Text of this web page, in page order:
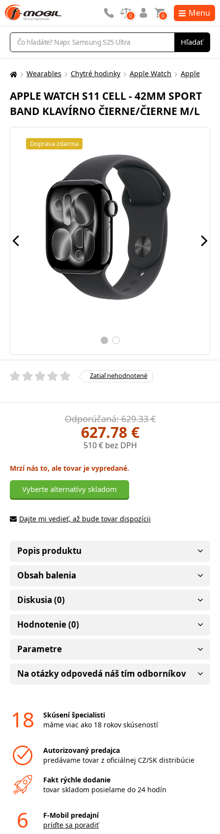
Vyhľadávanie
Hľadať
0 0 Menu
Tu
nachádzate:
Wearables Chytré hodinky Apple Watch Apple
APPLE WATCH S11 CELL - 42MM SPORT
BAND KLAVÍRNO ČIERNE/ČIERNE M/L
Doprava zdarma
Zatiaľ nehodnotené
Odporúčaná: 629.33 €
627.78 €
510 € bez DPH
Mrzí nás to, ale tovar je vypredané.
Vyberte alternatívy skladom
Dajte mi vedieť, až bude tovar dispozícii
Popis produktu
Obsah balenia
Diskusia (0)
Hodnotenie (0)
Parametre
Na otázky odpovedá náš tím odborníkov
18
Skúsení špecialisti
máme viac ako 18 rokov skúseností
Autorizovaný predajca
predávame tovar z oficiálnej CZ/SK distribúcie
Fakt rýchle dodanie
tovar skladom posielame do 24 hodín
6
F-Mobil predajní
príďte sa poradiť